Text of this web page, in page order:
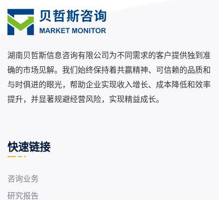
湖南贝哲斯信息咨询有限公司为不同需求的客户提供独到准
确的市场见解。我们始终保持着共赢精神、可信赖的品质和
与时俱进的眼光，帮助企业实现收入增长、成本降低和效率
提升，并显著规避经营风险，实现精益成长。
快速链接
咨询业务
研究报告